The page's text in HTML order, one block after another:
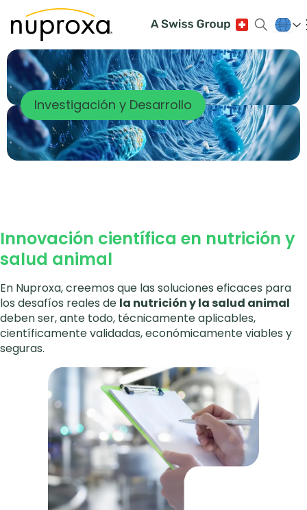
Investigación y Desarrollo
Innovación científica en nutrición y
salud animal
En Nuproxa, creemos que las soluciones eficaces para
los desafíos reales de la nutrición y la salud animal
deben ser, ante todo, técnicamente aplicables,
científicamente validadas, económicamente viables y
seguras.